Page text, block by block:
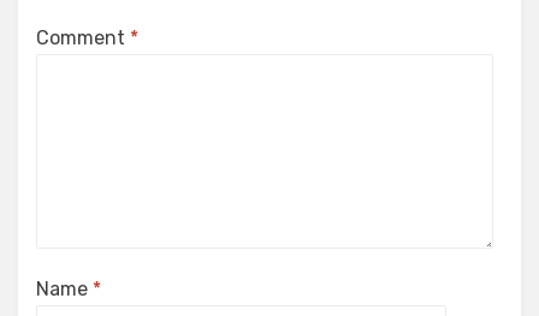
Comment *
Name *